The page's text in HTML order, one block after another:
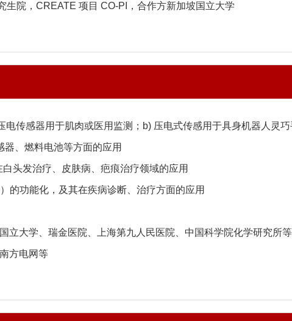
生院， CREATE 项目 CO-PI ，合作方新加坡国立大学
电传感器用于肌肉或医用监测； b) 压电式传感用于具身机器人灵巧
、燃料电池等方面的应用
头发治疗、皮肤病、疤痕治疗领域的应用
的功能化，及其在疾病诊断、治疗方面的应用
立大学、瑞金医院、上海第九人民医院、中国科学院化学研究所等
方电网等